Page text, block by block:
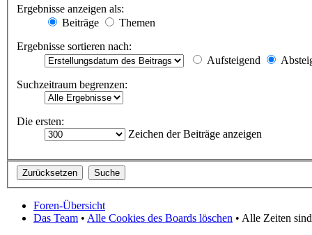
Ergebnisse anzeigen als:
Beiträge
Themen
Ergebnisse sortieren nach:
Aufsteigend
Suchzeitraum begrenzen:
Die ersten:
Zeichen der Beiträge anzeigen
Foren-Übersicht
Das Team • Alle Cookies des Boards löschen • Alle Zeiten